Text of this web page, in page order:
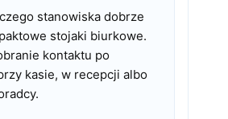
stanowiska dobrze
stojaki biurkowe.
kontaktu po
kasie, w recepcji albo